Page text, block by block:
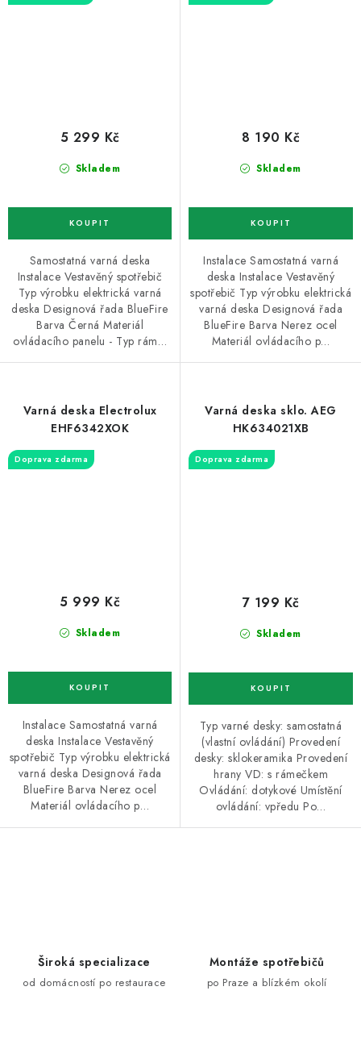
Skladem
5 299 Kč
Samostatná varná deska
Instalace Vestavěný spotřebič
Typ výrobku elektrická varná
deska Designová řada BlueFire
Barva Černá Materiál
ovládacího panelu - Typ rám…
Skladem
8 190 Kč
Instalace Samostatná varná
deska Instalace Vestavěný
spotřebič Typ výrobku elektrická
varná deska Designová řada
BlueFire Barva Nerez ocel
Materiál ovládacího p…
Varná deska Electrolux
EHF6342XOK
Doprava zdarma
Skladem
5 999 Kč
Instalace Samostatná varná
deska Instalace Vestavěný
spotřebič Typ výrobku elektrická
varná deska Designová řada
BlueFire Barva Nerez ocel
Materiál ovládacího p…
Varná deska sklo. AEG
HK634021XB
Doprava zdarma
Skladem
7 199 Kč
Typ varné desky: samostatná
(vlastní ovládání) Provedení
desky: sklokeramika Provedení
hrany VD: s rámečkem
Ovládání: dotykové Umístění
ovládání: vpředu Po…
Široká specializace
od domácností po restaurace
Montáže spotřebičů
po Praze a blízkém okolí